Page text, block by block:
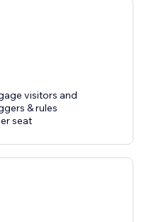
visitors and
& rules
seat